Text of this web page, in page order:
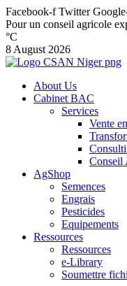
Facebook-f Twitter
Pour un conseil agricole
°C
8 August 2026
About Us
Cabinet BAC
Services
Vente
Conseil
AgShop
Semences
Engrais
Pesticides
Equipements
Ressources
Ressources
e-Library
Soumettre